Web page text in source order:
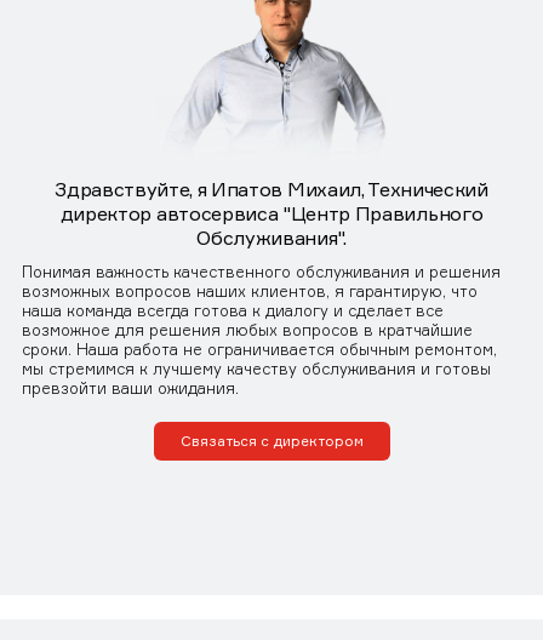
Здравствуйте, я Ипатов Михаил, Технический
директор автосервиса "Центр Правильного
Обслуживания".
Понимая важность качественного обслуживания и решения
возможных вопросов наших клиентов, я гарантирую, что
наша команда всегда готова к диалогу и сделает все
возможное для решения любых вопросов в кратчайшие
сроки. Наша работа не ограничивается обычным ремонтом,
мы стремимся к лучшему качеству обслуживания и готовы
превзойти ваши ожидания.
Связаться с директором